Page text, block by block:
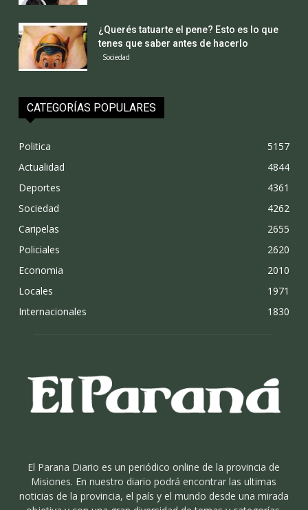
¿Querés tatuarte el pene? Esto es lo que
tenes que saber antes de hacerlo
Sociedad
CATEGORÍAS POPULARES
Politica
5157
Actualidad
4844
Deportes
4361
Sociedad
4262
Caripelas
2655
Policiales
2620
Economia
2010
Locales
1971
Internacionales
1830
El Parana Diario es un periódico online de la provincia de
Misiones. En nuestro diario podrá encontrar las ultimas
noticias de la provincia, el país y el mundo desde una mirada